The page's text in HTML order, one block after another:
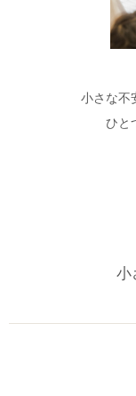
小さな不
ひと
小